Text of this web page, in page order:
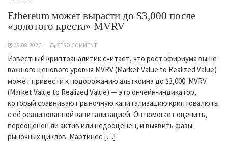
Ethereum может вырасти до $3,000 после
«золотого креста» MVRV
09.08.2026 ZERO COMMENT
Известный криптоаналитик считает, что рост эфириума выше
важного ценового уровня MVRV (Market Value to Realized Value)
может привести к подорожанию альткоина до $3,000. MVRV
(Market Value to Realized Value) — это ончейн-индикатор,
который сравнивают рыночную капитализацию криптовалюты
с её реализованной капитализацией. Он помогает оценить,
переоценён ли актив или недооценён, и выявить фазы
рыночных циклов. Мартинес […]